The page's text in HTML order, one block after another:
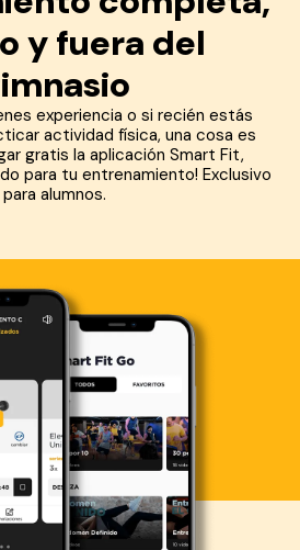
y fuera del
experiencia o si recién estás
actividad física, una cosa es
gratis la aplicación Smart Fit,
para tu entrenamiento! Exclusivo
para alumnos.
ahora lo Smart Fit App